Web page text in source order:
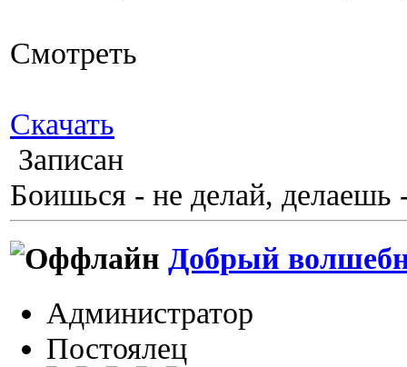
Смотреть
Скачать
Записан
Боишься - не делай, делаешь
Добрый
Администратор
Постоялец